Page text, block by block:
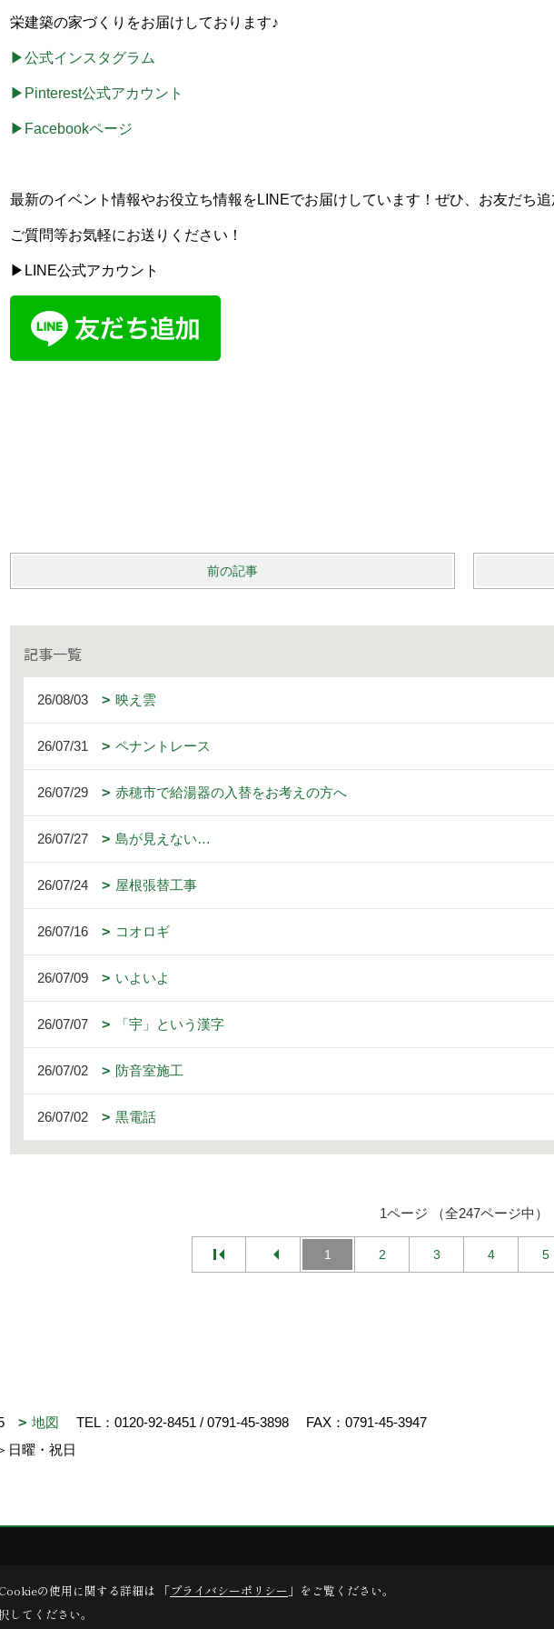
栄建築の家づくりをお届けしております♪
▶公式インスタグラム
▶Pinterest公式アカウント
▶Facebookページ
最新のイベント情報やお役立ち情報をLINEでお届けしています！ぜひ、お友だち
ご質問等お気軽にお送りください！
▶LINE公式アカウント
前の記事
記事一覧
26/08/03 映え雲
26/07/31 ペナントレース
26/07/29 赤穂市で給湯器の入替をお考えの方へ
26/07/27 島が見えない…
26/07/24 屋根張替工事
26/07/16 コオロギ
26/07/09 いよいよ
26/07/07 「宇」という漢字
26/07/02 防音室施工
26/07/02 黒電話
1ページ （全247ページ中）
1 2 3 4 5
5 地図 TEL： 0120-92-8451 / 0791-45-3898
FAX：0791-45-3947
日曜・祝日
Cookieの使用に関する詳細は 「プライバシーポリシー 」をご覧ください。
てください。